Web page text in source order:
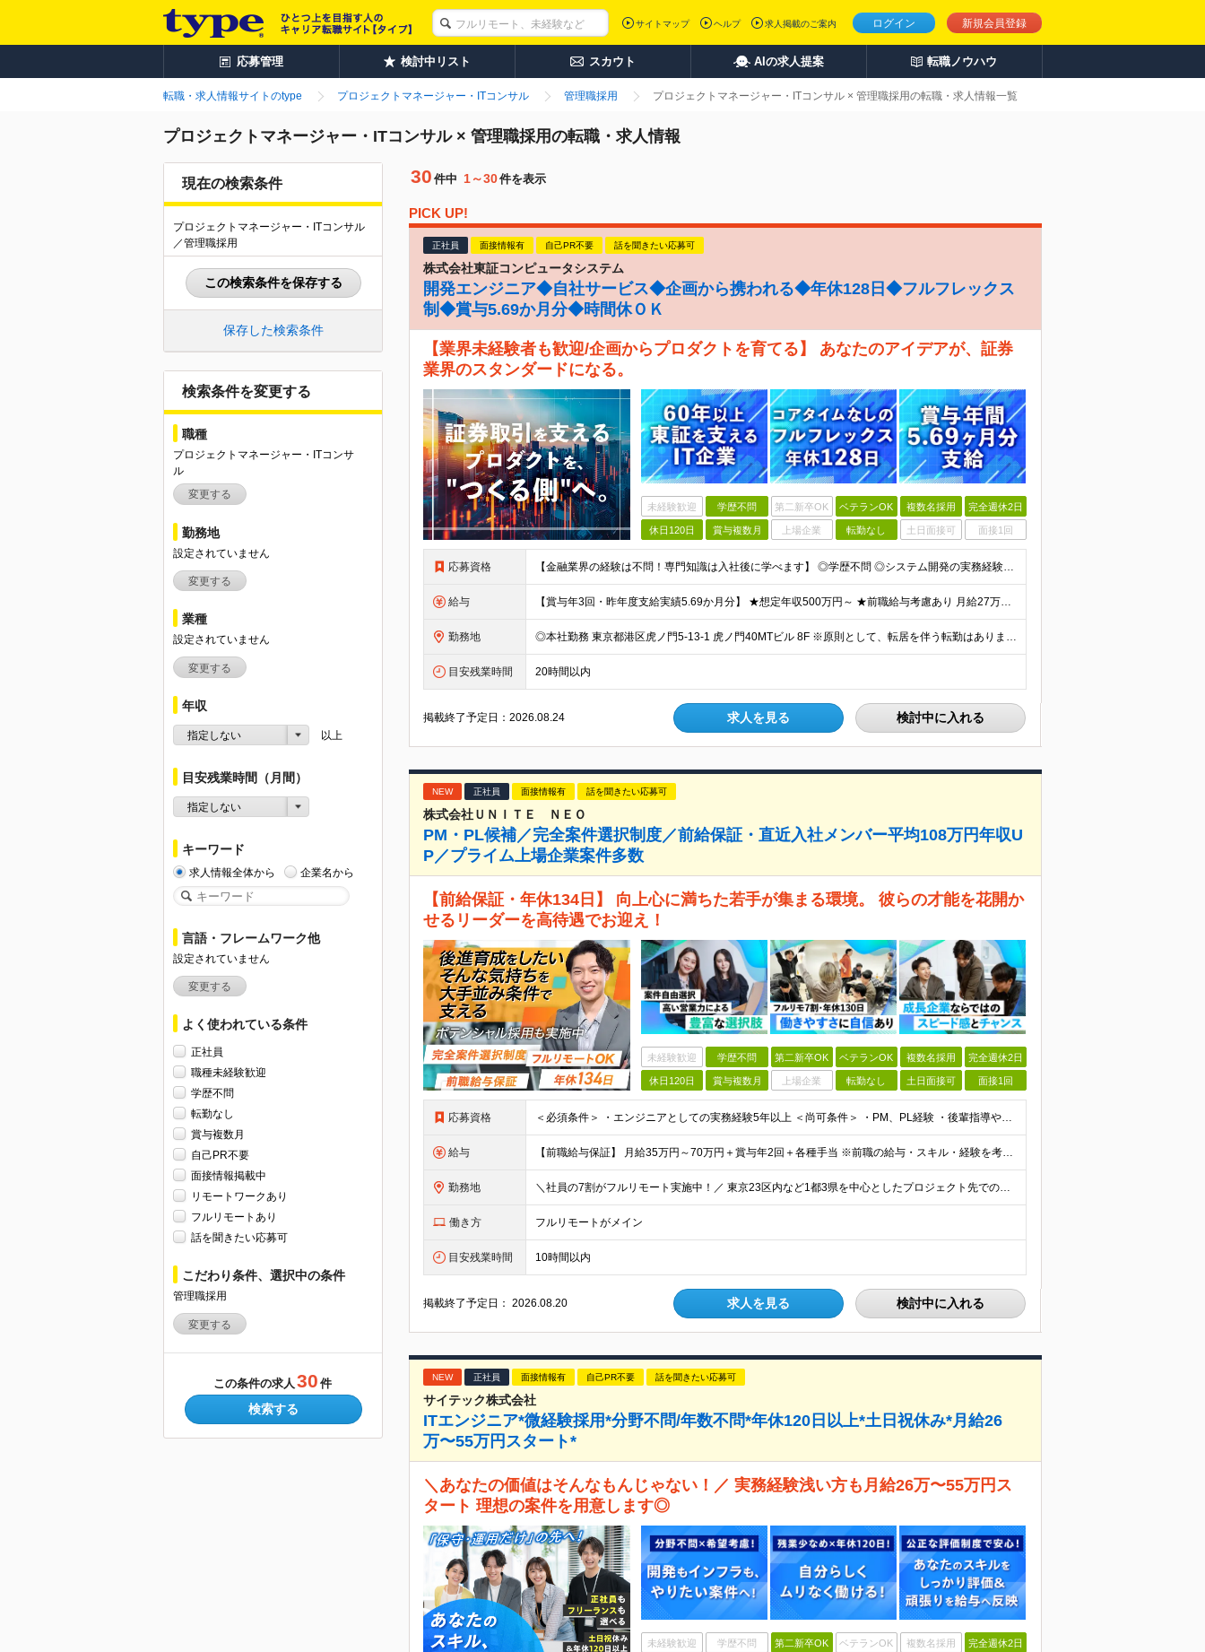
ログイン 新規会員登録
サイトマップ ヘルプ 求人掲載のご案内
応募管理 検討中リスト スカウト AIの求人提案 転職ノウハウ
転職・求人情報サイトのtype プロジェクトマネージャー・ITコンサル 管理職採用 プロジェクトマネージャー・ITコンサル × 管理職採用の転職・求人情報一覧
プロジェクトマネージャー・ITコンサル × 管理職採用の転職・求人情報
現在の検索条件
プロジェクトマネージャー・ITコンサル
／管理職採用
この検索条件を保存する
保存した検索条件
検索条件を変更する
職種
プロジェクトマネージャー・ITコンサ
ル
変更する
勤務地
設定されていません
変更する
業種
設定されていません
変更する
年収
指定しない 以上
目安残業時間（月間）
指定しない
キーワード
求人情報全体から 企業名から
言語・フレームワーク他
設定されていません
変更する
よく使われている条件
正社員
職種未経験歓迎
学歴不問
転勤なし
賞与複数月
自己PR不要
面接情報掲載中
リモートワークあり
フルリモートあり
話を聞きたい応募可
こだわり条件、選択中の条件
管理職採用
変更する
この条件の求人 30 件
検索する
30 件中 1～30件を表示
PICK UP!
正社員 面接情報有 自己PR不要 話を聞きたい応募可
株式会社東証コンピュータシステム
開発エンジニア◆自社サービス◆企画から携われる◆年休128日◆フルフレックス
制◆賞与5.69か月分◆時間休ＯＫ
【業界未経験者も歓迎/企画からプロダクトを育てる】 あなたのアイデアが、証券
業界のスタンダードになる。
未経験歓迎 学歴不問 第二新卒OK ベテランOK 複数名採用 完全週休2日
休日120日 賞与複数月 上場企業 転勤なし 土日面接可 面接1回
応募資格 【金融業界の経験は不問！専門知識は入社後に学べます】 ◎学歴不問 ◎システム開発の実務経験をお持ちの方 └3年以上・Java、C#いずれかの使用経験をお持ちの方を想定しております 【以下のような方は
給与 【賞与年3回・昨年度支給実績5.69か月分】 ★想定年収500万円～ ★前職給与考慮あり 月給27万円～59万円 +残業代全額支給(1分単位、監督職以下) +人事評価による賞与年2回（4月/10月）
勤務地 ◎本社勤務 東京都港区虎ノ門5-13-1 虎ノ門40MTビル 8F ※原則として、転居を伴う転勤はありません ※(変更の範囲)上記を除く当社関連勤務地
目安残業時間 20時間以内
掲載終了予定日：2026.08.24 求人を見る 検討中に入れる
NEW 正社員 面接情報有 話を聞きたい応募可
株式会社ＵＮＩＴＥ ＮＥＯ
PM・PL候補／完全案件選択制度／前給保証・直近入社メンバー平均108万円年収U
P／プライム上場企業案件多数
【前給保証・年休134日】 向上心に満ちた若手が集まる環境。 彼らの才能を花開か
せるリーダーを高待遇でお迎え！
未経験歓迎 学歴不問 第二新卒OK ベテランOK 複数名採用 完全週休2日
休日120日 賞与複数月 上場企業 転勤なし 土日面接可 面接1回
応募資格 ＜必須条件＞ ・エンジニアとしての実務経験5年以上 ＜尚可条件＞ ・PM、PL経験 ・後輩指導やチームリーダーなど、何らかのリード経験 ※リーダー未経験の方のご応募も大歓迎です！ポテンシャル採用を
給与 【前職給与保証】 月給35万円～70万円＋賞与年2回＋各種手当 ※前職の給与・スキル・経験を考慮の上、決定いたします。 ※月給には固定残業代（月30時間分／5万円～10万円）を含みます。超過分は別途
勤務地 ＼社員の7割がフルリモート実施中！／ 東京23区内など1都3県を中心としたプロジェクト先での勤務となります。 ※勤務地は希望を考慮します ≪本社≫ 東京都渋谷区恵比寿南1丁目3番7号 隅越ビル5階
働き方 フルリモートがメイン
目安残業時間 10時間以内
掲載終了予定日：2026.08.20 求人を見る 検討中に入れる
NEW 正社員 面接情報有 自己PR不要 話を聞きたい応募可
サイテック株式会社
ITエンジニア*微経験採用*分野不問/年数不問*年休120日以上*土日祝休み*月給26
万〜55万円スタート*
＼あなたの価値はそんなもんじゃない！／ 実務経験浅い方も月給26万〜55万円ス
タート 理想の案件を用意します◎
未経験歓迎 学歴不問 第二新卒OK ベテランOK 複数名採用 完全週休2日